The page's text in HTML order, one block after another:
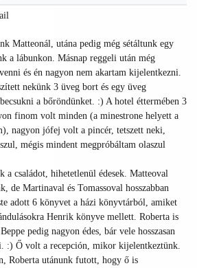
Matteonál, utána pedig még sétáltunk egy
a lábunkon. Másnap reggeli után még
és én nagyon nem akartam kijelentkezni.
nekünk 3 üveg bort és egy üveg
a bőröndünket. :) A hotel éttermében 3
finom volt minden (a minestrone helyett a
nagyon jófej volt a pincér, tetszett neki,
mégis mindent megpróbáltam olaszul
a családot, hihetetlenül édesek. Matteoval
de Martinaval és Tomassoval hosszabban
adott 6 könyvet a házi könyvtárból, amiket
Henrik könyve mellett. Roberta is
pedig nagyon édes, bár vele hosszasan
:) Ő volt a recepción, mikor kijelentkeztünk.
Roberta utánunk futott, hogy ő is